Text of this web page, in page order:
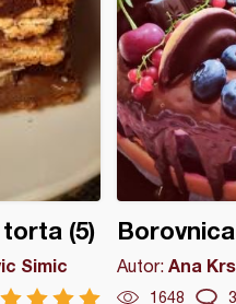
(5)
Simic Autor: Ana
1648 3